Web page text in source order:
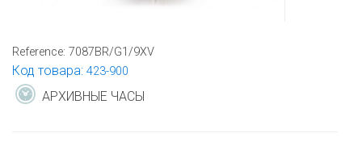
Reference: 7087BR/G1/9XV
Код товара: 423-900
АРХИВНЫЕ ЧАСЫ